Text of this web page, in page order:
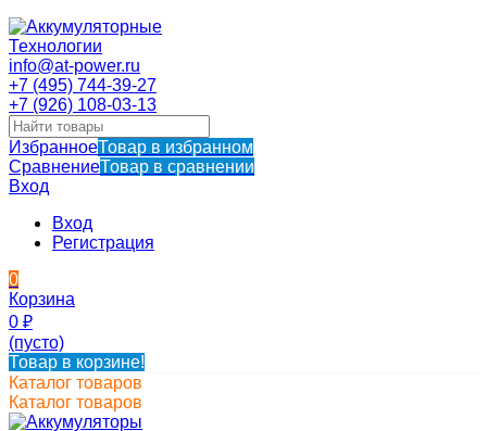
info@at-power.ru
+7 (495) 744-39-27
+7 (926) 108-03-13
ИзбранноеТовар в избранном
СравнениеТовар в сравнении
Вход
Вход
Регистрация
0
Корзина
0 ₽
(пусто)
Товар в корзине!
Каталог товаров
Каталог товаров